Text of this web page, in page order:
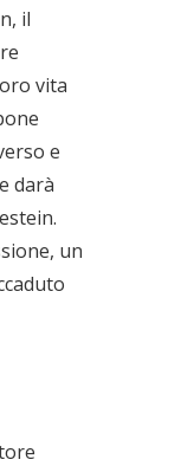
il
vita
e
darà
un